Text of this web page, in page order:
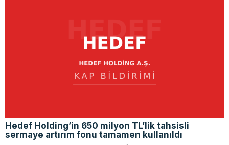
Hedef Holding’in 650 milyon TL’lik tahsisli
sermaye artırım fonu tamamen kullanıldı